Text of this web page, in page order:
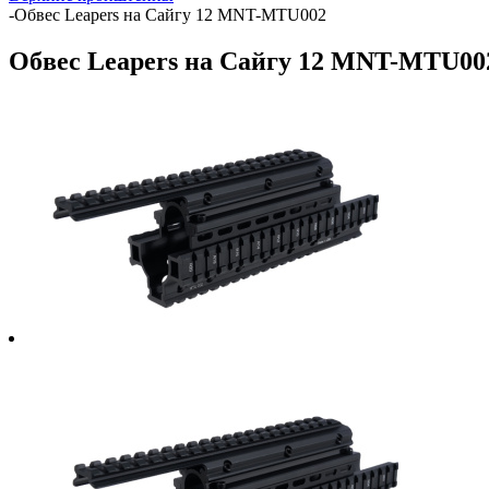
-Обвес Leapers на Сайгу 12 MNT-MTU002
Обвес Leapers на Сайгу 12 MNT-